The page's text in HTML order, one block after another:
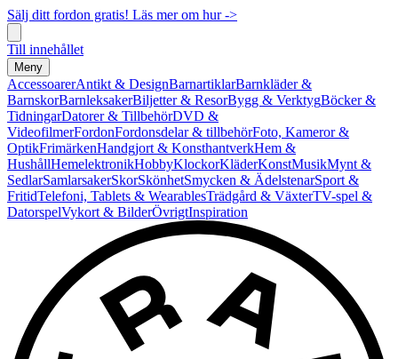
Sälj ditt fordon gratis! Läs mer om hur ->
Till innehållet
Meny
AccessoarerAntikt & DesignBarnartiklarBarnkläder &
BarnskorBarnleksakerBiljetter & ResorBygg & VerktygBöcker &
TidningarDatorer & TillbehörDVD &
VideofilmerFordonFordonsdelar & tillbehörFoto, Kameror &
OptikFrimärkenHandgjort & KonsthantverkHem &
HushållHemelektronikHobbyKlockorKläderKonstMusikMynt &
SedlarSamlarsakerSkorSkönhetSmycken & ÄdelstenarSport &
FritidTelefoni, Tablets & WearablesTrädgård & VäxterTV-spel &
DatorspelVykort & BilderÖvrigtInspiration